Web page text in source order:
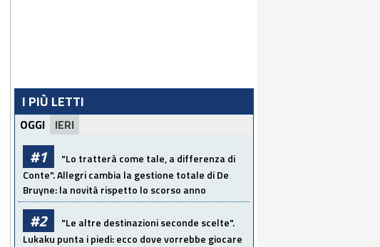
I PIÙ LETTI
OGGI IERI
#1
"Lo tratterà come tale, a differenza di
Conte". Allegri cambia la gestione totale di De
Bruyne: la novità rispetto lo scorso anno
#2
"Le altre destinazioni seconde scelte".
Lukaku punta i piedi: ecco dove vorrebbe giocare